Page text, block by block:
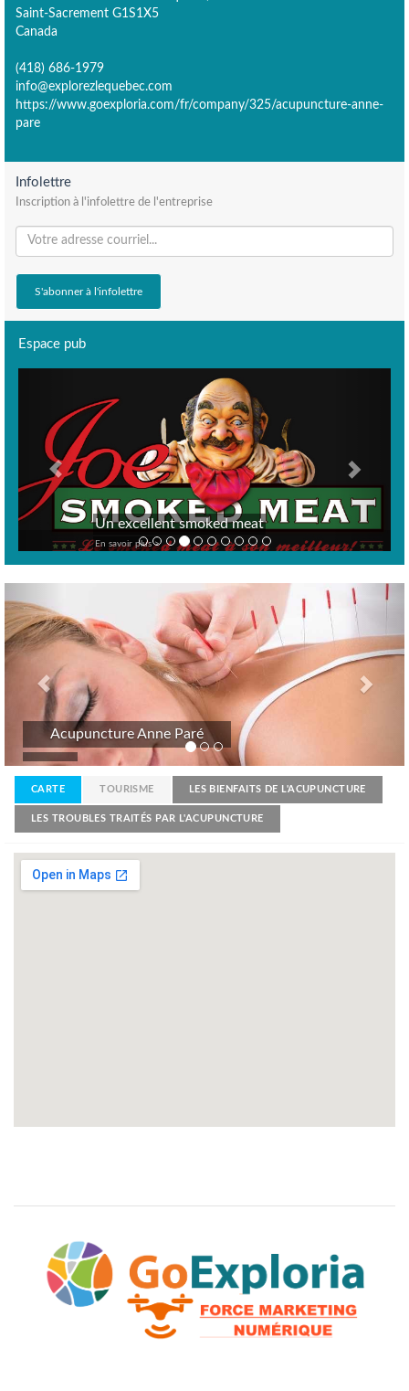
Saint-Sacrement G1S1X5
Canada
(418) 686-1979
info@explorezlequebec.com
https://www.goexploria.com/fr/company/325/acupuncture-anne-
pare
Infolettre
Inscription à l'infolettre de l'entreprise
Espace pub
Un excellent smoked meat
En savoir plus >
Acupuncture Anne Paré
CARTE TOURISME LES BIENFAITS DE L'ACUPUNCTURE
LES TROUBLES TRAITÉS PAR L'ACUPUNCTURE